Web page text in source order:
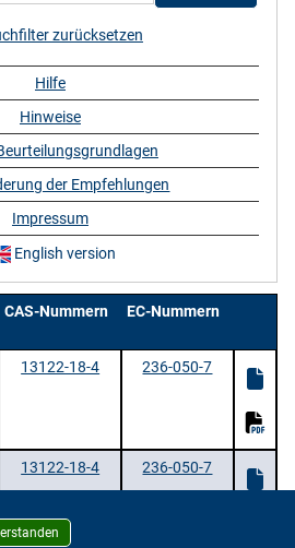
CAS-Nummern EC-Nummern
13122-18-4 236-050-7
13122-18-4 236-050-7
zurücksetzen
Hilfe
Hinweise
der Empfehlungen
Impressum
English version